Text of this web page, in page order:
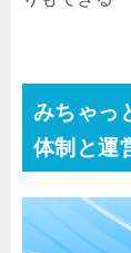
みちゃっ
体制と運